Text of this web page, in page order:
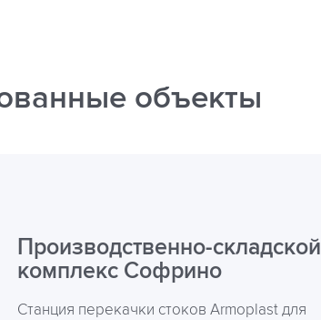
объекты
Производственно-складской
комплекс Софрино
Станция перекачки стоков Armoplast для